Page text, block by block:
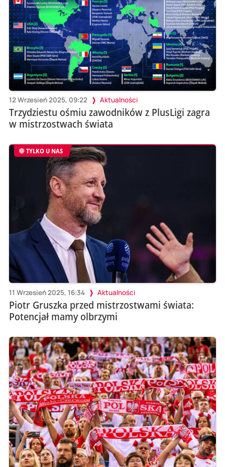
12 Wrzesień 2025, 09:22 Aktualności
Trzydziestu ośmiu zawodników z PlusLigi zagra
w mistrzostwach świata
TYLKO U NAS
11 Wrzesień 2025, 16:34 Aktualności
Piotr Gruszka przed mistrzostwami świata:
Potencjał mamy olbrzymi